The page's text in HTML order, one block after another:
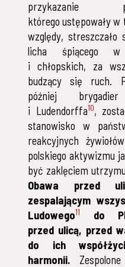
przykazanie
którego ustępowały
względy,
licha śpiącego w
i chłopskich, za
budzący się ruch.
później
i Ludendorffa10,
stanowisko w
reakcyjnych
polskiego aktywizmu
być zaklęciem
Obawa przed
zespalającym
Ludowego11
do
przed ulicą, przed
do ich
harmonii.